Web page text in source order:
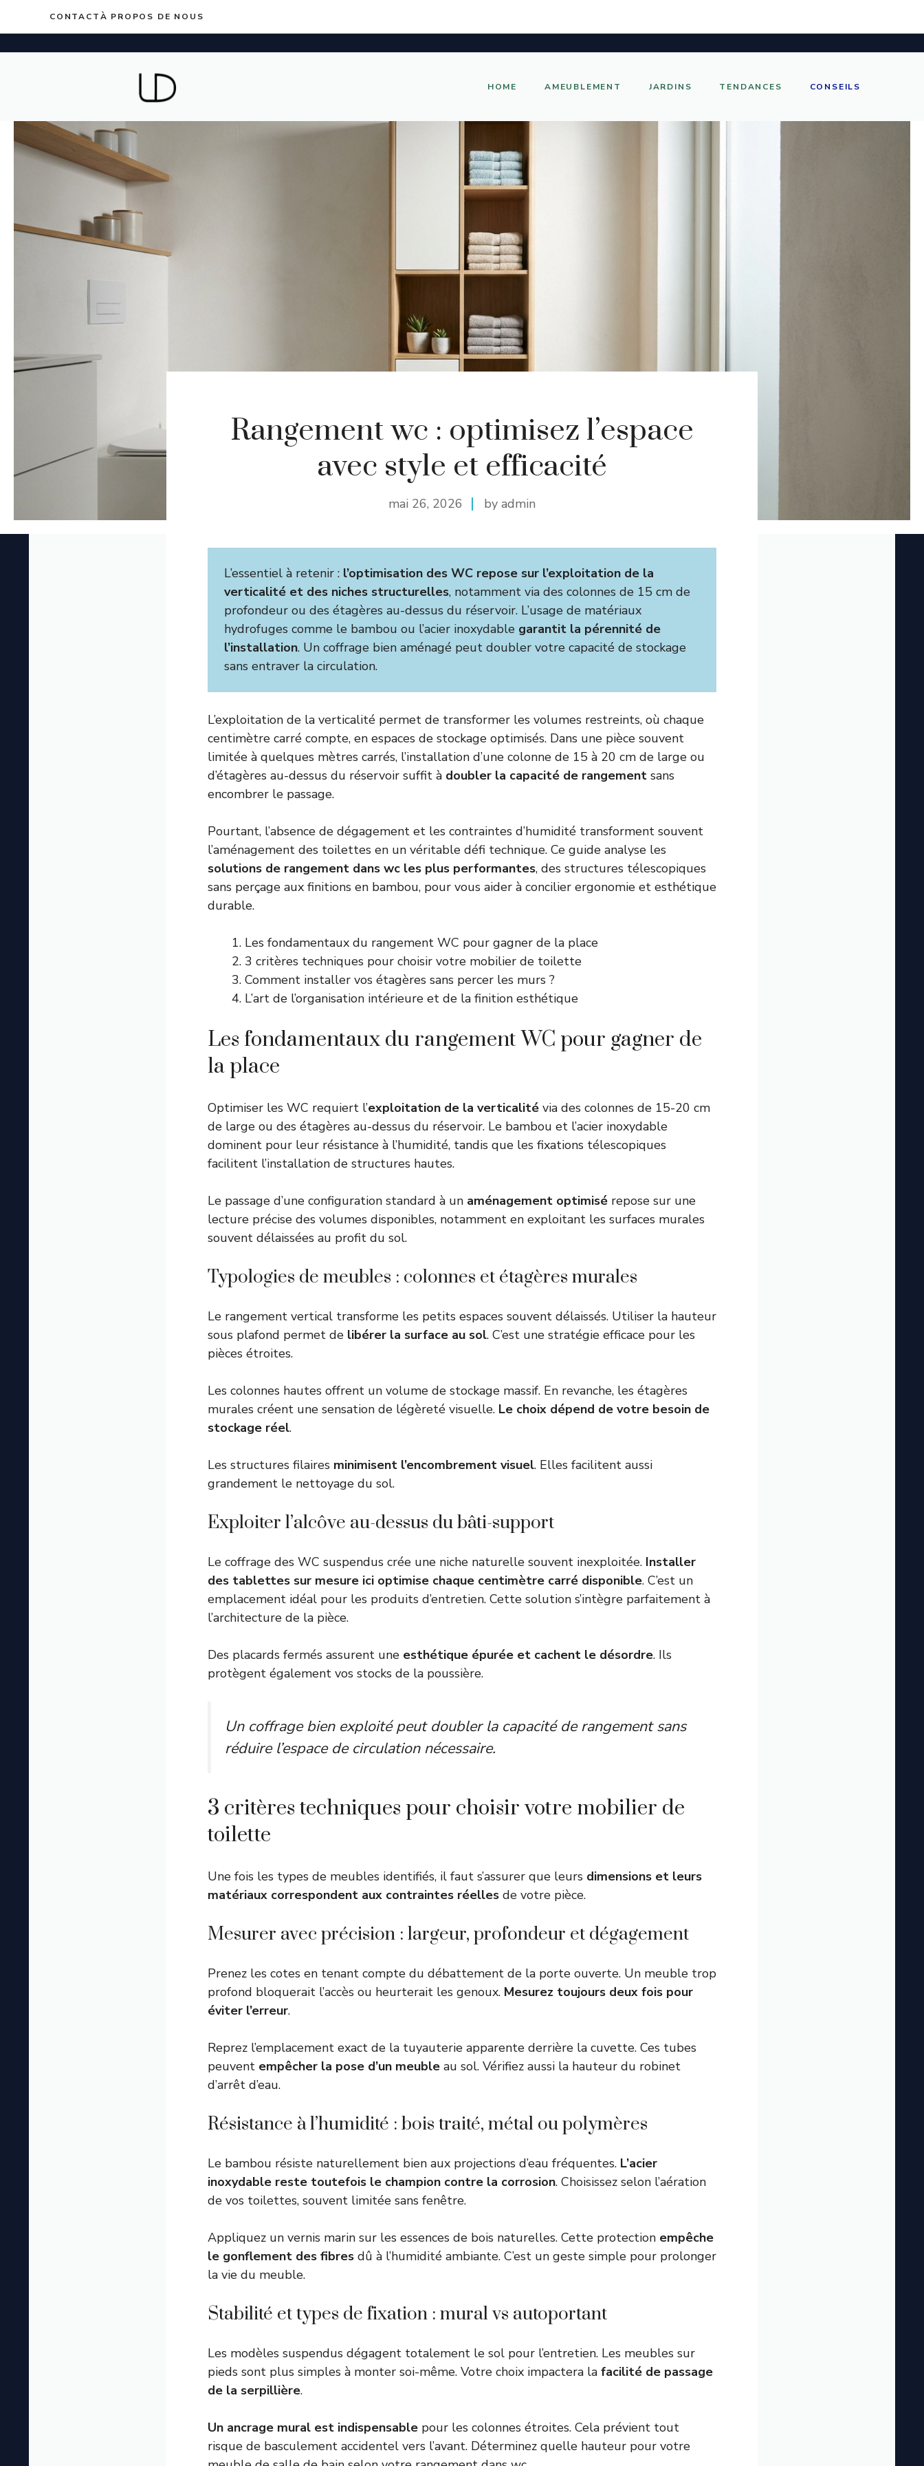
CONTACTÀ PROPOS DE NOUS
HOME AMEUBLEMENT JARDINS TENDANCES CONSEILS
Rangement wc : optimisez l’espace
avec style et efficacité
mai 26, 2026 by admin
L’essentiel à retenir : l’optimisation des WC repose sur l’exploitation de la
verticalité et des niches structurelles, notamment via des colonnes de 15 cm de
profondeur ou des étagères au-dessus du réservoir. L’usage de matériaux
hydrofuges comme le bambou ou l’acier inoxydable garantit la pérennité de
l’installation. Un coffrage bien aménagé peut doubler votre capacité de stockage
sans entraver la circulation.
L’exploitation de la verticalité permet de transformer les volumes restreints, où chaque
centimètre carré compte, en espaces de stockage optimisés. Dans une pièce souvent
limitée à quelques mètres carrés, l’installation d’une colonne de 15 à 20 cm de large ou
d’étagères au-dessus du réservoir suffit à doubler la capacité de rangement sans
encombrer le passage.
Pourtant, l’absence de dégagement et les contraintes d’humidité transforment souvent
l’aménagement des toilettes en un véritable défi technique. Ce guide analyse les
solutions de rangement dans wc les plus performantes, des structures télescopiques
sans perçage aux finitions en bambou, pour vous aider à concilier ergonomie et esthétique
durable.
Les fondamentaux du rangement WC pour gagner de la place
3 critères techniques pour choisir votre mobilier de toilette
Comment installer vos étagères sans percer les murs ?
L’art de l’organisation intérieure et de la finition esthétique
Les fondamentaux du rangement WC pour gagner de
la place
Optimiser les WC requiert l’exploitation de la verticalité via des colonnes de 15-20 cm
de large ou des étagères au-dessus du réservoir. Le bambou et l’acier inoxydable
dominent pour leur résistance à l’humidité, tandis que les fixations télescopiques
facilitent l’installation de structures hautes.
Le passage d’une configuration standard à un aménagement optimisé repose sur une
lecture précise des volumes disponibles, notamment en exploitant les surfaces murales
souvent délaissées au profit du sol.
Typologies de meubles : colonnes et étagères murales
Le rangement vertical transforme les petits espaces souvent délaissés. Utiliser la hauteur
sous plafond permet de libérer la surface au sol. C’est une stratégie efficace pour les
pièces étroites.
Les colonnes hautes offrent un volume de stockage massif. En revanche, les étagères
murales créent une sensation de légèreté visuelle. Le choix dépend de votre besoin de
stockage réel.
Les structures filaires minimisent l’encombrement visuel. Elles facilitent aussi
grandement le nettoyage du sol.
Exploiter l’alcôve au-dessus du bâti-support
Le coffrage des WC suspendus crée une niche naturelle souvent inexploitée. Installer
des tablettes sur mesure ici optimise chaque centimètre carré disponible. C’est un
emplacement idéal pour les produits d’entretien. Cette solution s’intègre parfaitement à
l’architecture de la pièce.
Des placards fermés assurent une esthétique épurée et cachent le désordre. Ils
protègent également vos stocks de la poussière.
Un coffrage bien exploité peut doubler la capacité de rangement sans
réduire l’espace de circulation nécessaire.
3 critères techniques pour choisir votre mobilier de
toilette
Une fois les types de meubles identifiés, il faut s’assurer que leurs dimensions et leurs
matériaux correspondent aux contraintes réelles de votre pièce.
Mesurer avec précision : largeur, profondeur et dégagement
Prenez les cotes en tenant compte du débattement de la porte ouverte. Un meuble trop
profond bloquerait l’accès ou heurterait les genoux. Mesurez toujours deux fois pour
éviter l’erreur.
Reprez l’emplacement exact de la tuyauterie apparente derrière la cuvette. Ces tubes
peuvent empêcher la pose d’un meuble au sol. Vérifiez aussi la hauteur du robinet
d’arrêt d’eau.
Résistance à l’humidité : bois traité, métal ou polymères
Le bambou résiste naturellement bien aux projections d’eau fréquentes. L’acier
inoxydable reste toutefois le champion contre la corrosion. Choisissez selon l’aération
de vos toilettes, souvent limitée sans fenêtre.
Appliquez un vernis marin sur les essences de bois naturelles. Cette protection empêche
le gonflement des fibres dû à l’humidité ambiante. C’est un geste simple pour prolonger
la vie du meuble.
Stabilité et types de fixation : mural vs autoportant
Les modèles suspendus dégagent totalement le sol pour l’entretien. Les meubles sur
pieds sont plus simples à monter soi-même. Votre choix impactera la facilité de passage
de la serpillière.
Un ancrage mural est indispensable pour les colonnes étroites. Cela prévient tout
risque de basculement accidentel vers l’avant. Déterminez quelle hauteur pour votre